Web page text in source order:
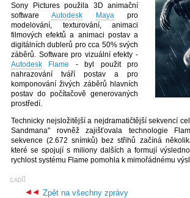
Sony Pictures použila 3D animační
softwareAutodesk Mayapro
modelování, texturování, animaci
filmových efektů a animaci postav a
digitálních dublerů pro cca 50% svých
záběrů. Software pro vizuální efekty -
Autodesk Flame
- byl použit pro
nahrazování tváří postav a pro
komponování živých záběrů hlavních
postav do počítačově generovaných
prostředí.
Technicky nejsložitější a nejdramatičtější sekvencí
Sandmana" rovněž zajišťovala technologie
sekvence (2.672 snímků) bez střihů začíná
které se spojují s miliony dalších a formují
rychlost systému Flame pomohla k mimořádnému
[
CAD ]
Zpět na všechny zprávy